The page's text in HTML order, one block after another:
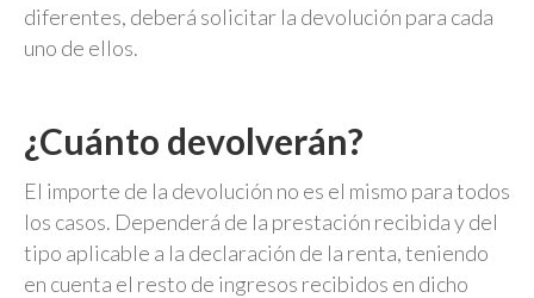
diferentes, deberá solicitar la devolución para cada
uno de ellos.
¿Cuánto devolverán?
El importe de la devolución no es el mismo para todos
los casos. Dependerá de la prestación recibida y del
tipo aplicable a la declaración de la renta, teniendo
en cuenta el resto de ingresos recibidos en dicho